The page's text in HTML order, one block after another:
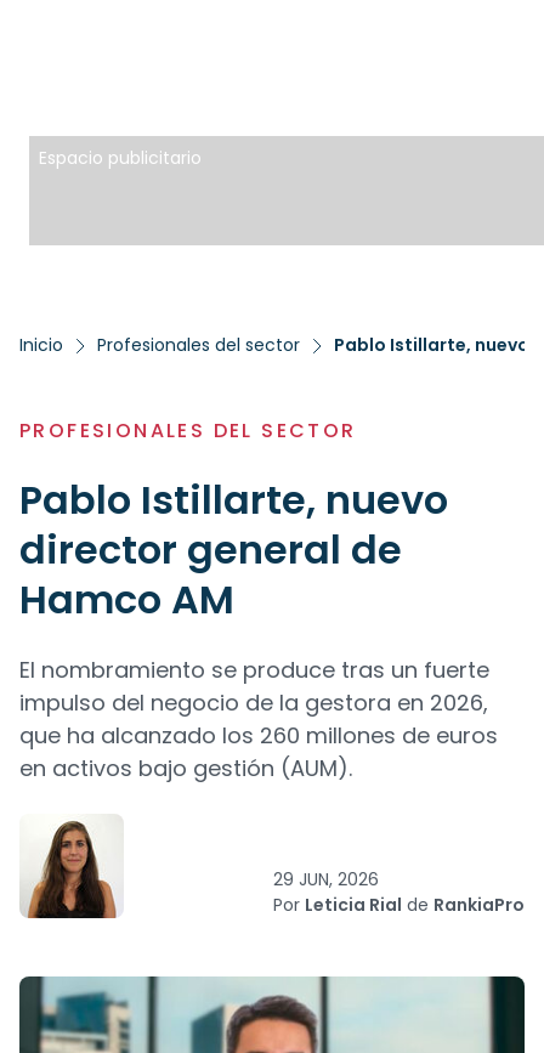
Espacio publicitario
Inicio Profesionales del sector Pablo Istillarte, nuevo
PROFESIONALES DEL SECTOR
Pablo Istillarte, nuevo
director general de
Hamco AM
El nombramiento se produce tras un fuerte
impulso del negocio de la gestora en 2026,
que ha alcanzado los 260 millones de euros
en activos bajo gestión (AUM).
29 JUN, 2026
Por Leticia Rial de RankiaPro